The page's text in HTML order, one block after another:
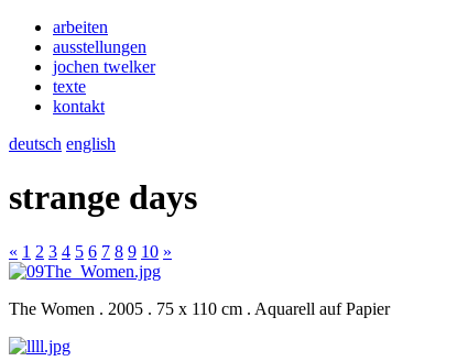
arbeiten
ausstellungen
jochen twelker
texte
kontakt
deutsch english
strange days
« 1 2 3 4 5 6 7 8 9 10 »
The Women . 2005 . 75 x 110 cm . Aquarell auf Papier